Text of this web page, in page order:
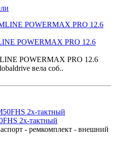
POWERMAX PRO 12.6
POWERMAX PRO 12.6
вела соб..
2х-тактный
- ремкомплект - внешний